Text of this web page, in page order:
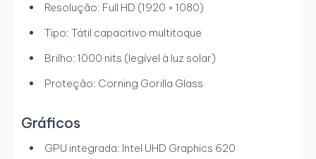
Resolução: Full HD (1920 × 1080)
Tipo: Tátil capacitivo multitoque
Brilho: 1000 nits (legível à luz solar)
Proteção: Corning Gorilla Glass
Gráficos
GPU integrada: Intel UHD Graphics 620